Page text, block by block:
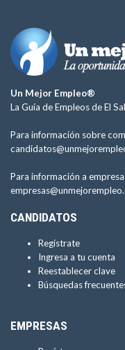
Un Mejor Empleo®
La Guía de Empleos de El
Para información sobre
Para información a
CANDIDATOS
Regístrate
Ingresa a tu cuenta
Reestablecer clave
Búsquedas
EMPRESAS